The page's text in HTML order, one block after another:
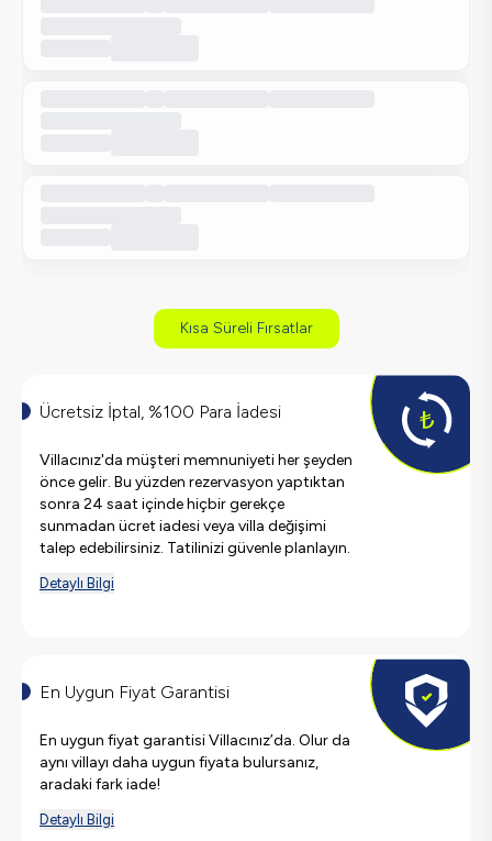
Kısa Süreli Fırsatlar
Ücretsiz İptal, %100 Para İadesi
Villacınız'da müşteri memnuniyeti her şeyden
önce gelir. Bu yüzden rezervasyon yaptıktan
sonra 24 saat içinde hiçbir gerekçe
sunmadan ücret iadesi veya villa değişimi
talep edebilirsiniz. Tatilinizi güvenle planlayın.
Detaylı Bilgi
En Uygun Fiyat Garantisi
En uygun fiyat garantisi Villacınız’da. Olur da
aynı villayı daha uygun fiyata bulursanız,
aradaki fark iade!
Detaylı Bilgi